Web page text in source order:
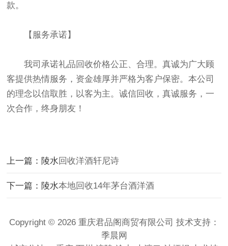
款。
【服务承诺】
我司承诺礼品回收价格公正、合理。真诚为广大顾
客提供热情服务，资金雄厚并严格为客户保密。本公司
的理念以信取胜，以客为主。诚信回收，真诚服务，一
次合作，终身朋友！
上一篇：陵水回收洋酒轩尼诗
下一篇：陵水本地回收14年茅台酒洋酒
Copyright © 2026 重庆君品阁商贸有限公司 技术支持：
季晨网